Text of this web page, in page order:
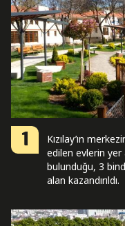
1
Kızılay’ın
edilen evlerin yer
bulunduğu, 3
alan kazandırıldı.